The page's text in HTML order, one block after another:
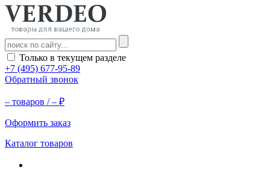
Только в текущем разделе
+7 (495) 677-95-89
Обратный звонок
– товаров /– ₽
Оформить заказ
Каталог товаров